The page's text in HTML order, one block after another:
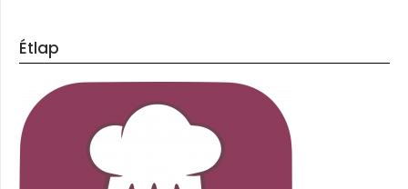
Étlap